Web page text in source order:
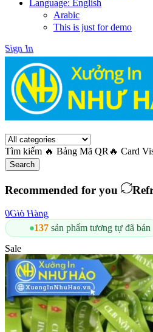
Language: English
Arabic
This is just for demo
Sign In
Tìm kiếm 🔥 Bảng Mã QR 🔥 Card
Search
Recommended for you
0Giỏ Hàng
96,5% đánh giá tích cực về cửa
Sale